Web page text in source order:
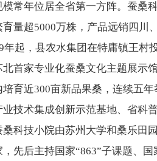
常年位居全省第一方阵。蚕桑
量超5000万株，产品远销四川
，县农水集团在特庸镇王村投
北首家专业化蚕桑文化主题展示
培育近300亩新品果桑，连续五
业技术集成创新示范基地、省科
技小院由苏州大学和桑乐田园
，先后主持国家“863”子课题、